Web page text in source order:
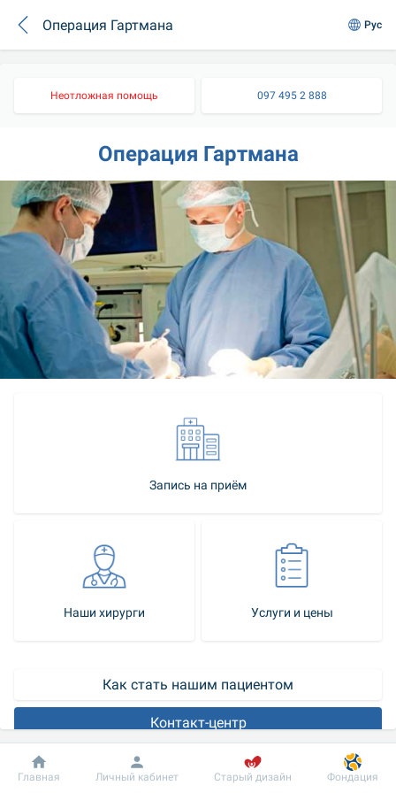
Операция Гартмана Рус
Неотложная помощь 097 495 2 888
Операция Гартмана
Запись на приём
Наши хирурги Услуги и цены
Как стать нашим пациентом
Контакт-центр
С целью лечения рака сигмовидной кишки, ректосигмоидного
Добробут Информация Пациенту
Главная Личный кабинет Старый дизайн Фондация